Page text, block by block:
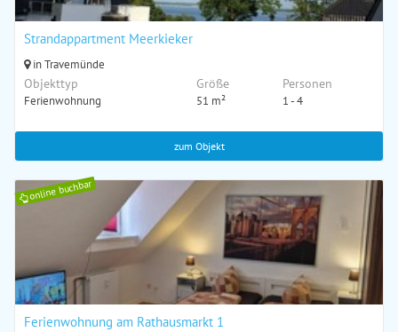
Strandappartment Meerkieker
in Travemünde
Objekttyp
Ferienwohnung
Größe
51 m²
Personen
1 - 4
zum Objekt
online buchbar
Ferienwohnung am Rathausmarkt 1